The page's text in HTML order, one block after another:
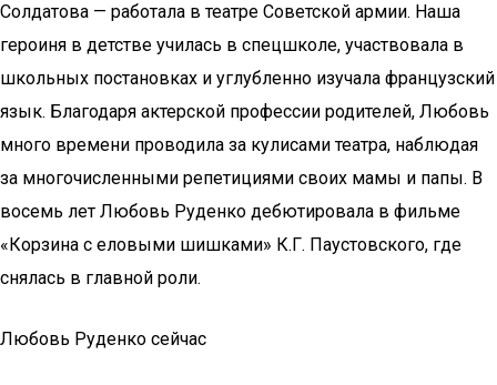
Солдатова — работала в театре Советской армии. Наша
героиня в детстве училась в спецшколе, участвовала в
школьных постановках и углубленно изучала французский
язык. Благодаря актерской профессии родителей, Любовь
много времени проводила за кулисами театра, наблюдая
за многочисленными репетициями своих мамы и папы. В
восемь лет Любовь Руденко дебютировала в фильме
«Корзина с еловыми шишками» К.Г. Паустовского, где
снялась в главной роли.
Любовь Руденко сейчас